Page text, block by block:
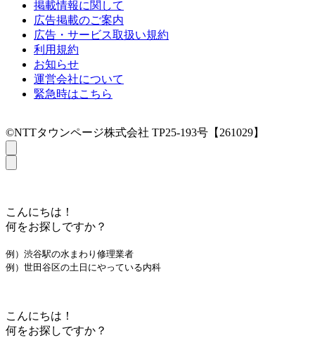
掲載情報に関して
広告掲載のご案内
広告・サービス取扱い規約
利用規約
お知らせ
運営会社について
緊急時はこちら
©NTTタウンページ株式会社 TP25-193号【261029】
こんにちは！
何をお探しですか？
例）渋谷駅の水まわり修理業者
例）世田谷区の土日にやっている内科
こんにちは！
何をお探しですか？